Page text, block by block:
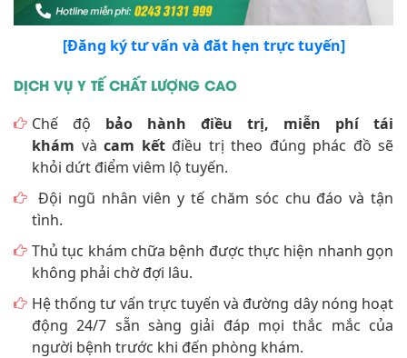
[Đăng ký tư vấn và đăt hẹn trực tuyến]
DỊCH VỤ Y TẾ CHẤT LƯỢNG CAO
Chế độ bảo hành điều trị, miễn phí tái
khám và cam kếtđiều trị theo đúng phác đồ sẽ
khỏi dứt điểm viêm lộ tuyến.
Đội ngũ nhân viên y tế chăm sóc chu đáo và tận
tình.
Thủ tục khám chữa bệnh được thực hiện nhanh gọn
không phải chờ đợi lâu.
Hệ thống tư vấn trực tuyến và đường dây nóng hoạt
động 24/7 sẵn sàng giải đáp mọi thắc mắc của
người bệnh trước khi đến phòng khám.